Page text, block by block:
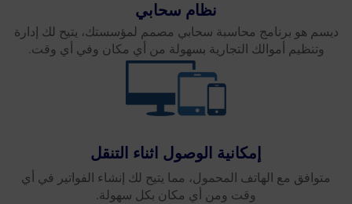
نظام سحابي
ديسم هو برنامج محاسبة سحابي مصمم لمؤسستك، يتيح لك إدارة
وتنظيم أموالك التجارية بسهولة من أي مكان وفي أي وقت.
إمكانية الوصول اثناء التنقل
متوافق مع الهاتف المحمول، مما يتيح لك إنشاء الفواتير في أي
وقت ومن أي مكان بكل سهولة.